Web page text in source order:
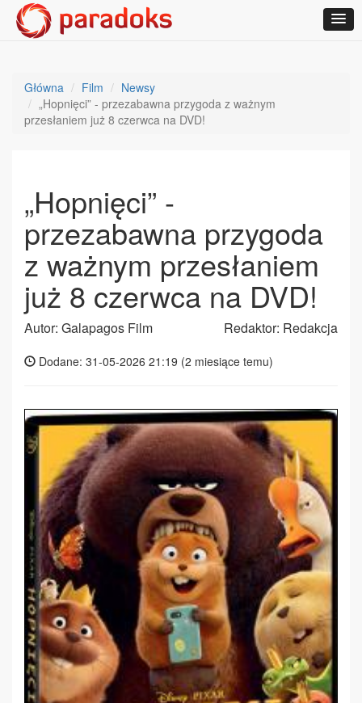
Główna Film
Newsy
„Hopnięci” - przezabawna przygoda z ważnym
przesłaniem już 8 czerwca na DVD!
„Hopnięci” -
przezabawna przygoda
z ważnym przesłaniem
już 8 czerwca na DVD!
Autor: Galapagos Film Redaktor: Redakcja
Dodane: 31-05-2026 21:19 (2 miesiące temu)